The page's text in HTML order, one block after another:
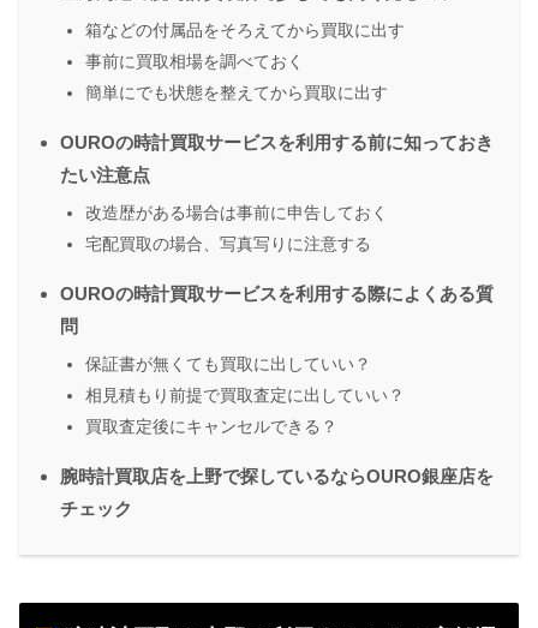
箱などの付属品をそろえてから買取に出す
事前に買取相場を調べておく
簡単にでも状態を整えてから買取に出す
OUROの時計買取サービスを利用する前に知っておき
たい注意点
改造歴がある場合は事前に申告しておく
宅配買取の場合、写真写りに注意する
OUROの時計買取サービスを利用する際によくある質
問
保証書が無くても買取に出していい？
相見積もり前提で買取査定に出していい？
買取査定後にキャンセルできる？
腕時計買取店を上野で探しているならOURO銀座店を
チェック